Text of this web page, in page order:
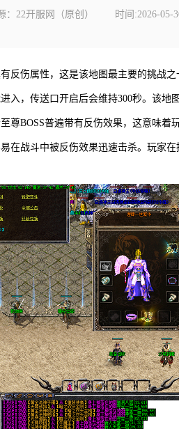
：22开服网（原创） 时间:2026-05-
反伤属性，这是该地图最主要的挑战
入，传送口开启后会维持300秒。该地
尊BOSS普遍带有反伤效果，这意味着
在战斗中被反伤效果迅速击杀。玩家